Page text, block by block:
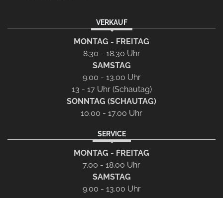
VERKAUF
MONTAG - FREITAG
8.30 - 18.30 Uhr
SAMSTAG
9.00 - 13.00 Uhr
13 - 17 Uhr (Schautag)
SONNTAG (SCHAUTAG)
10.00 - 17.00 Uhr
SERVICE
MONTAG - FREITAG
7.00 - 18.00 Uhr
SAMSTAG
9.00 - 13.00 Uhr